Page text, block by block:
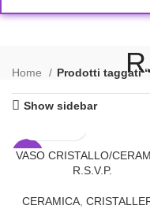
Home Prodotti taggati
Show sidebar
-36%
VASO CRISTALLO/
R.S.V.P.
CERAMICA,